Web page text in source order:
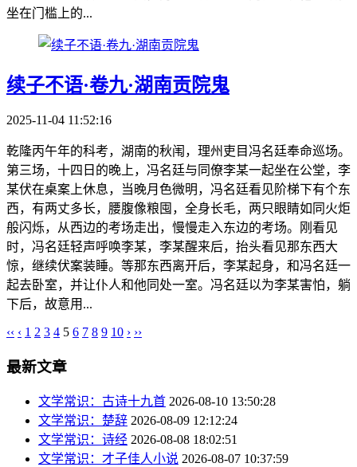
坐在门槛上的...
续子不语·卷九·湖南贡院鬼
2025-11-04 11:52:16
乾隆丙午年的科考，湖南的秋闱，理州吏目冯名廷奉命巡场。
第三场，十四日的晚上，冯名廷与同僚李某一起坐在公堂，李
某伏在桌案上休息，当晚月色微明，冯名廷看见阶梯下有个东
西，有两丈多长，腰腹像粮囤，全身长毛，两只眼睛如同火炬
般闪烁，从西边的考场走出，慢慢走入东边的考场。刚看见
时，冯名廷轻声呼唤李某，李某醒来后，抬头看见那东西大
惊，继续伏案装睡。等那东西离开后，李某起身，和冯名廷一
起去卧室，并让仆人和他同处一室。冯名廷以为李某害怕，躺
下后，故意用...
‹‹ ‹ 1 2 3 4 5 6 7 8 9 10 › ››
最新文章
文学常识：古诗十九首 2026-08-10 13:50:28
文学常识：楚辞 2026-08-09 12:12:24
文学常识：诗经 2026-08-08 18:02:51
文学常识：才子佳人小说 2026-08-07 10:37:59